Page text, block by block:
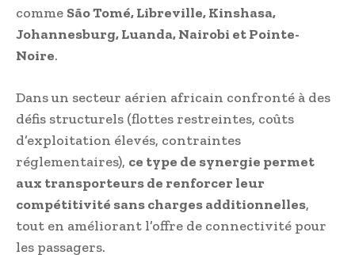
comme São Tomé, Libreville, Kinshasa,
Johannesburg, Luanda, Nairobi et Pointe-
Noire.
Dans un secteur aérien africain confronté à des
défis structurels (flottes restreintes, coûts
d’exploitation élevés, contraintes
réglementaires), ce type de synergie permet
aux transporteurs de renforcer leur
compétitivité sans charges additionnelles,
tout en améliorant l’offre de connectivité pour
les passagers.